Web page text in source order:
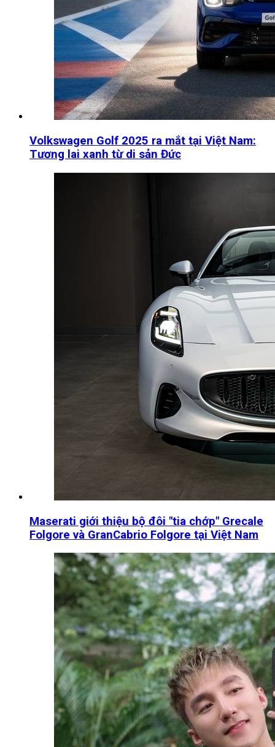
Volkswagen Golf 2025 ra mắt tại Việt Nam:
Tương lai xanh từ di sản Đức
Maserati giới thiệu bộ đôi "tia chớp" Grecale
Folgore và GranCabrio Folgore tại Việt Nam